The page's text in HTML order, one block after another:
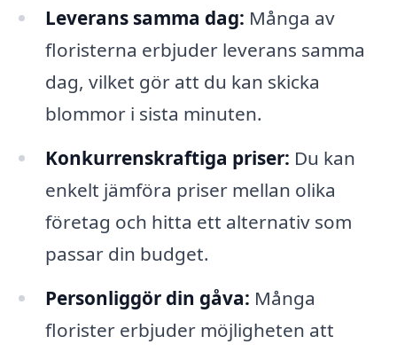
Leverans samma dag: Många av
floristerna erbjuder leverans samma
dag, vilket gör att du kan skicka
blommor i sista minuten.
Konkurrenskraftiga priser: Du kan
enkelt jämföra priser mellan olika
företag och hitta ett alternativ som
passar din budget.
Personliggör din gåva: Många
florister erbjuder möjligheten att